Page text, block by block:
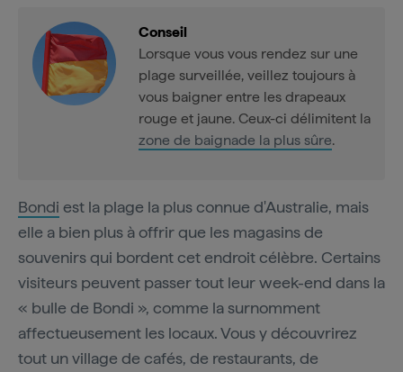
Conseil
Lorsque vous vous rendez sur une
plage surveillée, veillez toujours à
vous baigner entre les drapeaux
rouge et jaune. Ceux-ci délimitent la
zone de baignade la plus sûre.
Bondi est la plage la plus connue d'Australie, mais
elle a bien plus à offrir que les magasins de
souvenirs qui bordent cet endroit célèbre. Certains
visiteurs peuvent passer tout leur week-end dans la
« bulle de Bondi », comme la surnomment
affectueusement les locaux. Vous y découvrirez
tout un village de cafés, de restaurants, de